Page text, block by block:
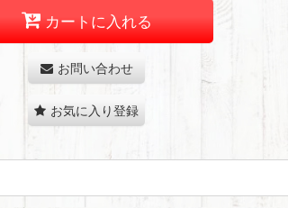
カートに入れる
お問い合わせ
お気に入り登録